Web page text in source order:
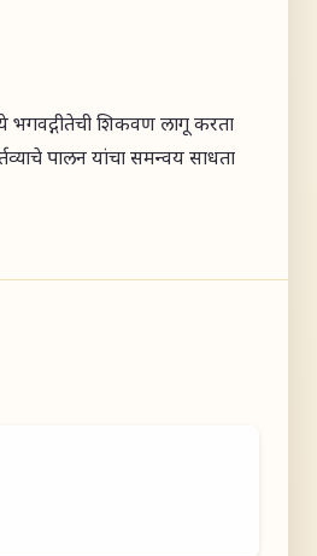
भगवद्गीतेची शिकवण लागू करता
पालन यांचा समन्वय साधता